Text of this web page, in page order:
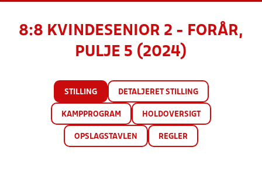
8:8 KVINDESENIOR 2 - FORÅR,
PULJE 5 (2024)
STILLING DETALJERET STILLING
KAMPPROGRAM HOLDOVERSIGT
OPSLAGSTAVLEN REGLER